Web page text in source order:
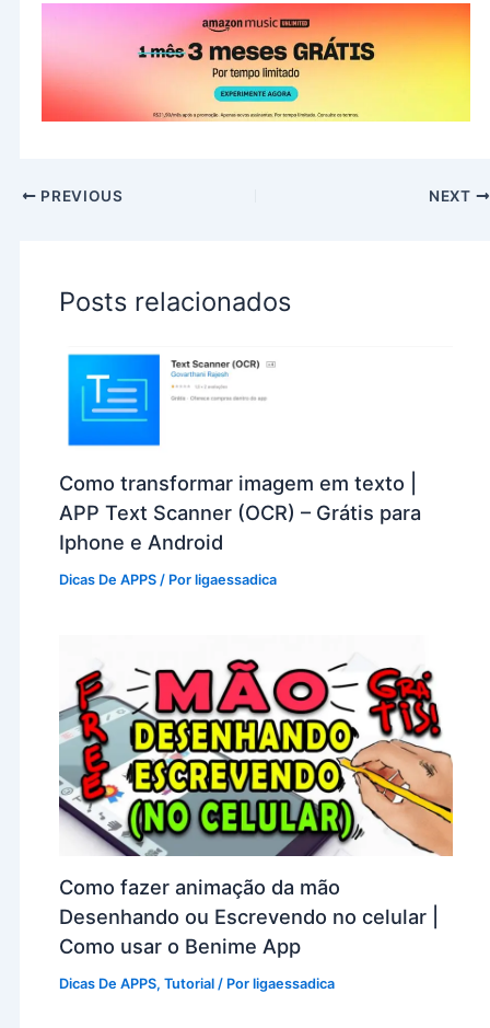
PREVIOUS NEXT
Posts relacionados
Como transformar imagem em texto |
APP Text Scanner (OCR) – Grátis para
Iphone e Android
Dicas De APPS / Porligaessadica
Como fazer animação da mão
Desenhando ou Escrevendo no celular |
Como usar o Benime App
Dicas De APPS,Tutorial / Porligaessadica